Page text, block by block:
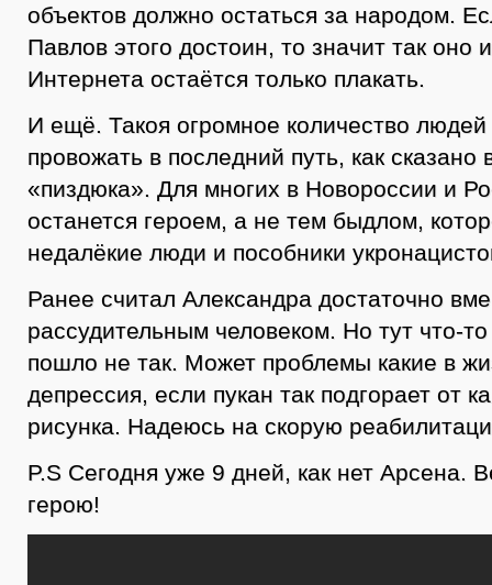
объектов должно остаться за народом.
Павлов этого достоин, то значит так оно
Интернета остаётся только плакать.
И ещё. Такоя огромное количество людей
провожать в последний путь, как сказано
«пиздюка». Для многих в Новороссии и
останется героем, а не тем быдлом,
недалёкие люди и пособники
Ранее считал Александра достаточно
рассудительным человеком. Но тут что-
пошло не так. Может проблемы какие в
депрессия, если пукан так подгорает от
рисунка. Надеюсь на скорую
P.S Сегодня уже 9 дней, как нет Арсена.
герою!